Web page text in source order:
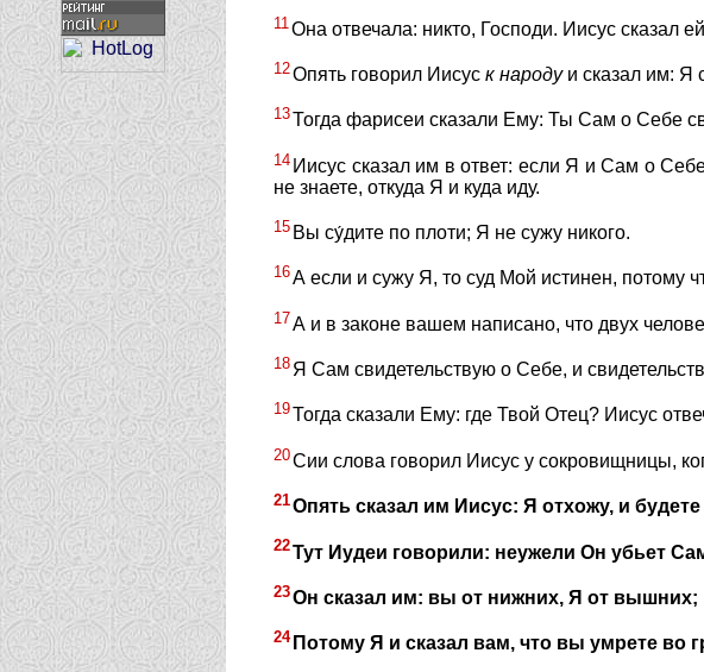
11 Она отвечала: никто, Господи. Иисус сказал
12Опять говорил Иисус к народуи сказал им: Я
13Тогда фарисеи сказали Ему: Ты Сам о Себе
14 Иисус сказал им в ответ: если Я и Сам о
не знаете, откуда Я и куда иду.
15 Вы су́дите по плоти; Я не сужу никого.
16А если и сужу Я, то суд Мой истинен,
17А и в законе вашем написано, что двух
18 Я Сам свидетельствую о Себе, и
19Тогда сказали Ему: где Твой Отец? Иисус
20Сии слова говорил Иисус у сокровищницы,
21Опять сказал им Иисус: Я отхожу, и
22Тут Иудеи говорили: неужели Он убьет
23Он сказал им: вы от нижних, Я от вышних;
24 Потому Я и сказал вам, что вы умрете во